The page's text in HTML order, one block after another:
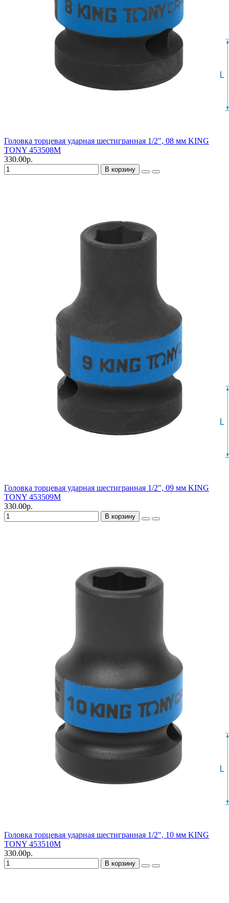
Головка торцевая ударная шестигранная 1/2", 08 мм KING
TONY 453508M
330.00р.
В корзину
Головка торцевая ударная шестигранная 1/2", 09 мм KING
TONY 453509M
330.00р.
В корзину
Головка торцевая ударная шестигранная 1/2", 10 мм KING
TONY 453510M
330.00р.
В корзину